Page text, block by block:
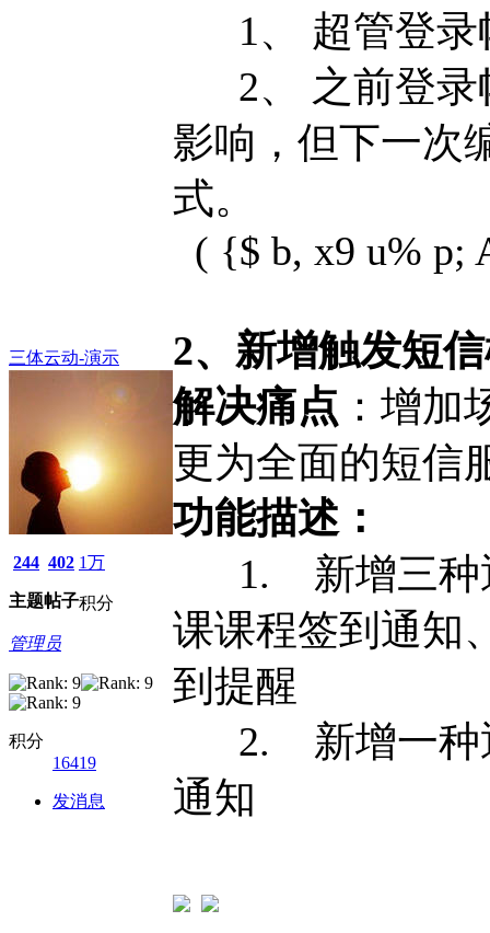
三体云动-演示
244
主题
402
帖子
1万
积分
管理员
积分
16419
发消息
1、 超管登录
2、 之前登录
影响，但下一次
式。
( {$ b, x9 u% p;
2、新增触发短
解决痛点 ：增加
更为全面的短信
功能描述：
1. 新增三种通
课课程签到通知
到提醒
2. 新增一种通
通知